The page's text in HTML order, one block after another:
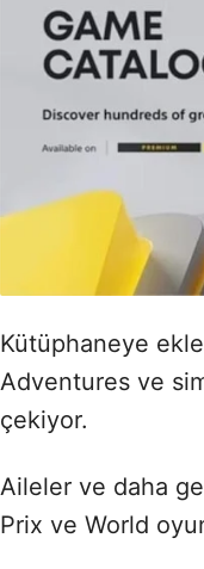
Kütüphaneye
Adventures ve
çekiyor.
Aileler ve daha
Prix ve World